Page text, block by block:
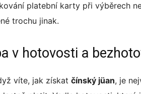
platební karty při výběrech
trochu jinak.
v hotovosti a
víte, jak získat čínský jüan, je